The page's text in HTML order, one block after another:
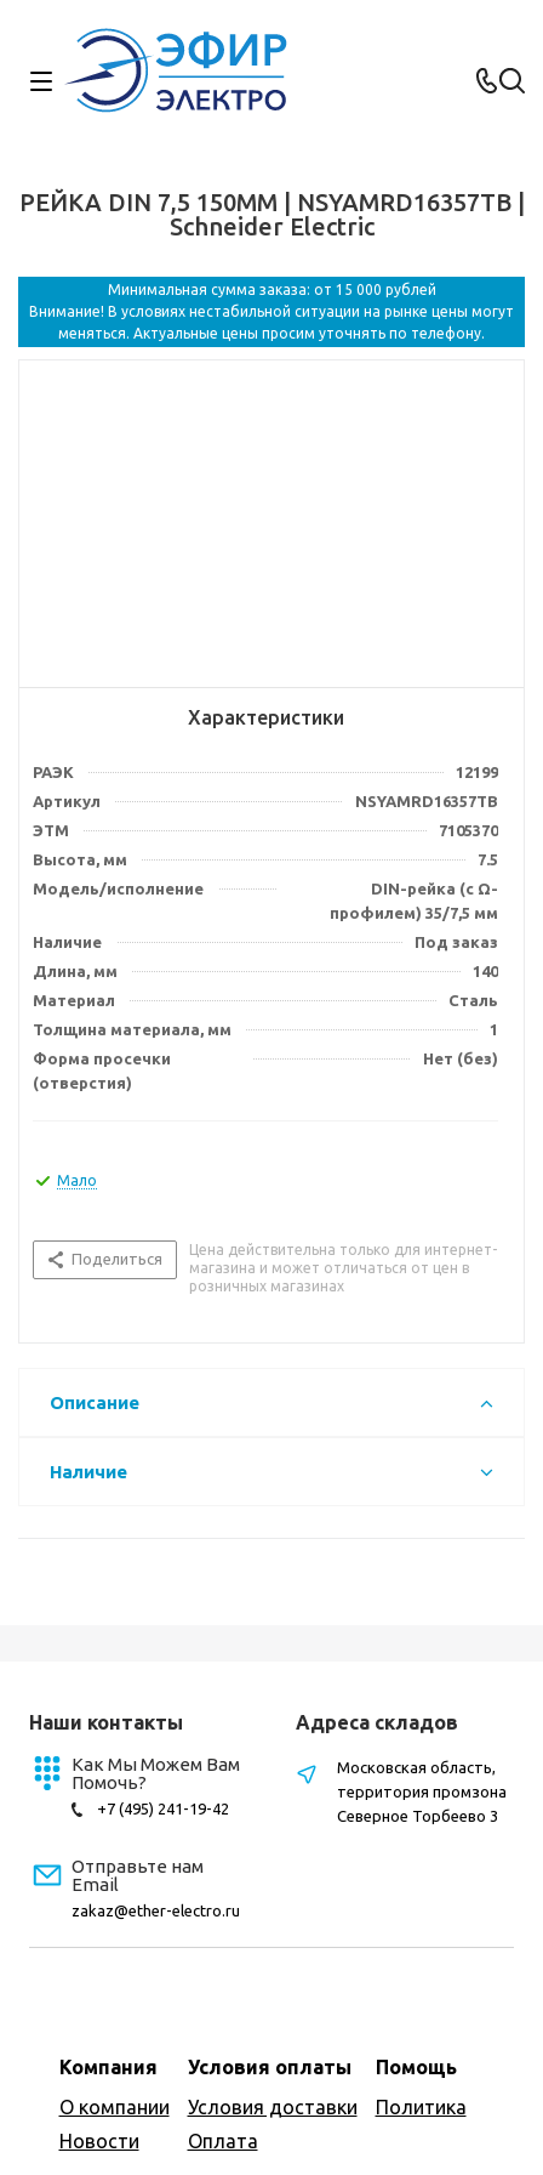
РЕЙКА DIN 7,5 150ММ | NSYAMRD16357TB |
Schneider Electric
Минимальная сумма заказа: от 15 000 рублей
Внимание! В условиях нестабильной ситуации на рынке цены могут
меняться. Актуальные цены просим уточнять по телефону.
Характеристики
РАЭК
12199
Артикул
NSYAMRD16357TB
ЭТМ
7105370
Высота, мм
7.5
Модель/исполнение
DIN-рейка (с Ω-
профилем) 35/7,5 мм
Наличие
Под заказ
Длина, мм
140
Материал
Сталь
Толщина материала, мм
1
Форма просечки
(отверстия)
Нет (без)
Мало
Поделиться
Цена действительна только для интернет-
магазина и может отличаться от цен в
розничных магазинах
Описание
Наличие
Наши контакты
Как Мы Можем Вам
Помочь?
+7 (495) 241-19-42
Отправьте нам
Email
zakaz@ether-electro.ru
Компания
О компании
Новости
Условия оплаты
Условия доставки
Оплата
Помощь
Политика
Адреса складов
Московская область,
территория промзона
Северное Торбеево 3